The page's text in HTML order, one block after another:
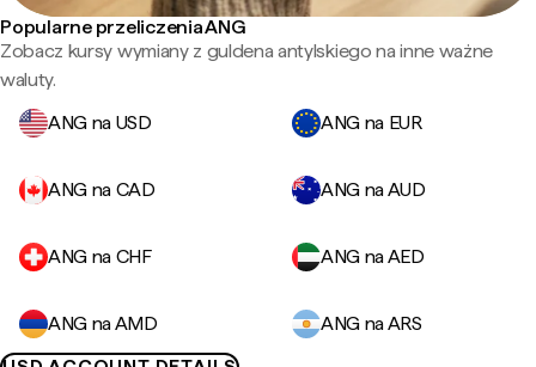
Popularne przeliczenia ANG
Zobacz kursy wymiany z guldena antylskiego na inne ważne
waluty.
ANG na USD
ANG na EUR
ANG na CAD ANG na AUD
ANG na CHF ANG na AED
ANG na AMD
ANG na ARS